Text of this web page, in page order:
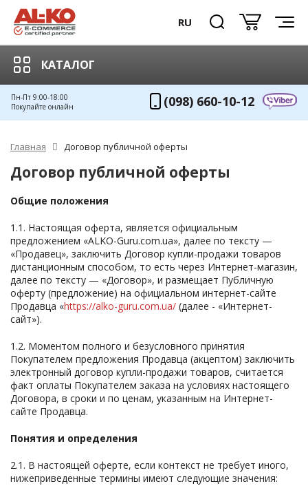
RU
КАТАЛОГ
Пн-Пт 9:00-18:00
Покупайте онлайн
(098) 660-10-12
Главная Договор публичной оферты
Договор публичной оферты
Общие положения
1.1. Настоящая оферта, является официальным
предложением «ALKO-Guru.com.ua», далее по тексту —
«Продавец», заключить Договор купли-продажи товаров
дистанционным способом, то есть через Интернет-магазин,
далее по тексту — «Договор», и размещает Публичную
оферту (предложение) на официальном интернет-сайте
Продавца «https://alko-guru.com.ua/ (далее - «Интернет-
сайт»).
1.2. Моментом полного и безусловного принятия
Покупателем предложения Продавца (акцептом) заключить
электронный договор купли-продажи товаров, считается
факт оплаты Покупателем заказа на условиях настоящего
Договора, в сроки и по ценам, указанным на Интернет-
сайте Продавца.
Понятия и определения
2.1. В настоящей оферте, если контекст не требует иного,
нижеприведенные термины имеют следующие значения: